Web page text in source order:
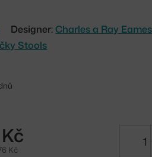
Designer:Charles a Ray Eames
Stools
Kč